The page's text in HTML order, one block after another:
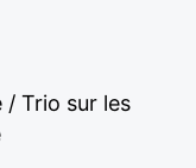
/ Trio sur les